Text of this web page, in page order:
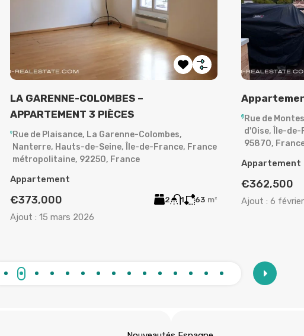
LA GARENNE-COLOMBES –
APPARTEMENT 3 PIÈCES
Rue de Plaisance, La Garenne-Colombes,
Nanterre, Hauts-de-Seine, Île-de-France, France
métropolitaine, 92250, France
Appartement
€373,000 2 1 63 m²
Ajout : 15 mars 2026
Rue de
d'Oise, Île-
95870,
Appartement
€362,500
Ajout : 6